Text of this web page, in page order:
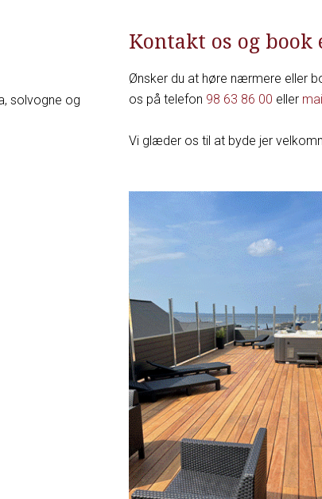
solvogne og
Kontakt os og book
Ønsker du at høre nærmere eller
os på telefon 98 63 86 00 eller mail
Vi glæder os til at byde jer